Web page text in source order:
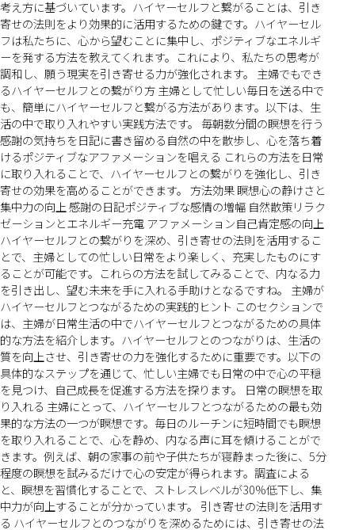
考え方に基づいています。ハイヤーセルフと繋がることは、引き
寄せの法則をより効果的に活用するための鍵です。ハイヤーセル
フは私たちに、心から望むことに集中し、ポジティブなエネルギ
ーを発する方法を教えてくれます。これにより、私たちの思考が
調和し、願う現実を引き寄せる力が強化されます。 主婦でもでき
るハイヤーセルフとの繋がり方 主婦として忙しい毎日を送る中で
も、簡単にハイヤーセルフと繋がる方法があります。以下は、生
活の中で取り入れやすい実践方法です。 毎朝数分間の瞑想を行う
感謝の気持ちを日記に書き留める自然の中を散歩し、心を落ち着
けるポジティブなアファメーションを唱える これらの方法を日常
に取り入れることで、ハイヤーセルフとの繋がりを強化し、引き
寄せの効果を高めることができます。 方法効果 瞑想心の静けさと
集中力の向上 感謝の日記ポジティブな感情の増幅 自然散策リラク
ゼーションとエネルギー充電 アファメーション自己肯定感の向上
ハイヤーセルフとの繋がりを深め、引き寄せの法則を活用するこ
とで、主婦としての忙しい日常をより楽しく、充実したものにす
ることが可能です。これらの方法を試してみることで、内なる力
を引き出し、望む未来を手に入れる手助けとなるですね。 主婦が
ハイヤーセルフとつながるための実践的ヒント このセクションで
は、主婦が日常生活の中でハイヤーセルフとつながるための具体
的な方法を紹介します。ハイヤーセルフとのつながりは、生活の
質を向上させ、引き寄せの力を強化するために重要です。以下の
具体的なステップを通じて、忙しい主婦でも日常の中で心の平穏
を見つけ、自己成長を促進する方法を探ります。 日常の瞑想を取
り入れる 主婦にとって、ハイヤーセルフとつながるための最も効
果的な方法の一つが瞑想です。毎日のルーチンに短時間でも瞑想
を取り入れることで、心を静め、内なる声に耳を傾けることがで
きます。例えば、朝の家事の前や子供たちが寝静まった後に、5分
程度の瞑想を試みるだけで心の安定が得られます。調査による
と、瞑想を習慣化することで、ストレスレベルが30%低下し、集
中力が向上することが分かっています。 引き寄せの法則を活用す
る ハイヤーセルフとのつながりを深めるためには、引き寄せの法